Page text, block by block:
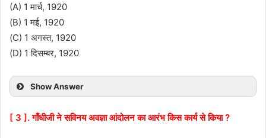
(A) 1 मार्च, 1920
(B) 1 मई, 1920
(C) 1 अगस्त, 1920
(D) 1 दिसम्बर, 1920
Show Answer
[ 3 ]. गाँधीजी ने सविनय अवज्ञा आंदोलन का आरंभ किस कार्य से किया ?